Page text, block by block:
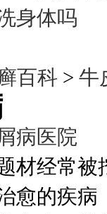
身体吗
百科 > 牛
病医院
材经常
愈的疾